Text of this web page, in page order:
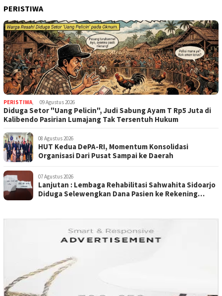
PERISTIWA
PERISTIWA 09 Agustus 2026
Diduga Setor "Uang Pelicin", Judi Sabung Ayam T Rp5 Juta di
Kalibendo Pasirian Lumajang Tak Tersentuh Hukum
08 Agustus 2026
HUT Kedua DePA-RI, Momentum Konsolidasi
Organisasi Dari Pusat Sampai ke Daerah
07 Agustus 2026
Lanjutan : Lembaga Rehabilitasi Sahwahita Sidoarjo
Diduga Selewengkan Dana Pasien ke Rekening